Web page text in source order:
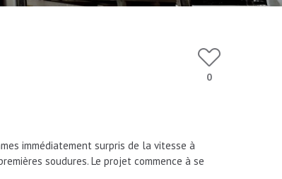
0
immédiatement surpris de la vitesse à
soudures. Le projet commence à se